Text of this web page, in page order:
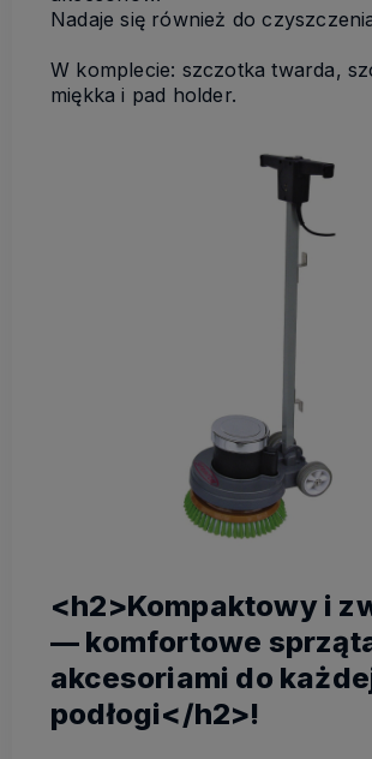
Nadaje się również do
W komplecie: szczotka twarda,
miękka i pad holder.
<h2>Kompaktowy i
— komfortowe
akcesoriami do
podłogi</h2>!